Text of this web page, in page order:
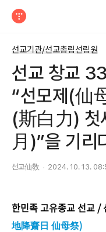
선교기관/선교총림선림원
선교 창교
“선모제(仙
(斯白力) 첫
月)”을 기리
선교仙敎 2024. 10. 13.
한민족 고유종교 선교 /
地降齋日 仙母祭)